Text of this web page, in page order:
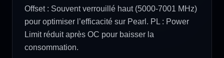
Offset : Souvent verrouillé haut (5000-7001 MHz)
pour optimiser l’efficacité sur Pearl. PL : Power
Limit réduit après OC pour baisser la
consommation.